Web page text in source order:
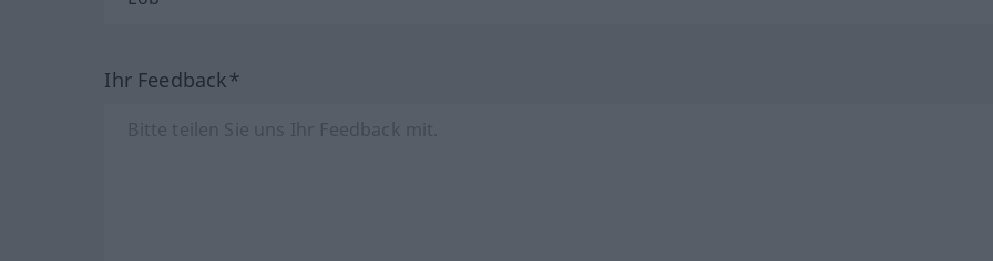
Ihr Feedback*